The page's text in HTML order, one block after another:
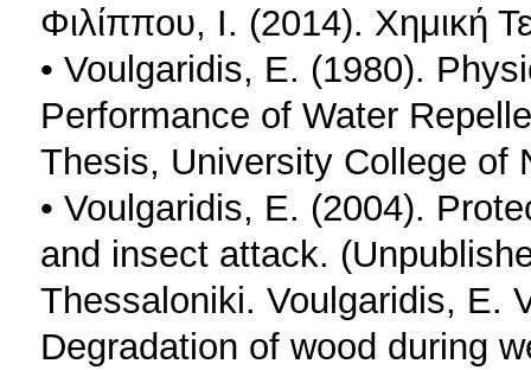
Φιλίππου, Ι. (2014). Χημική
• Voulgaridis, E. (1980).
Performance of Water
Thesis, University College of
• Voulgaridis, E. (2004).
and insect attack.
Thessaloniki. Voulgaridis, E.
Degradation of wood during